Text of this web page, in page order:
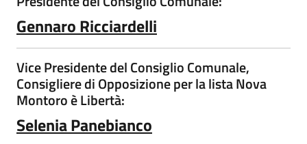
Gennaro Ricciardelli
Vice Presidente del Consiglio Comunale,
Consigliere di Opposizione per la lista Nova
Montoro è Libertà:
Selenia Panebianco